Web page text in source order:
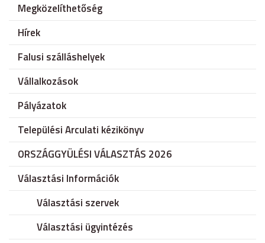
Megközelíthetőség
Hírek
Falusi szálláshelyek
Vállalkozások
Pályázatok
Települési Arculati kézikönyv
ORSZÁGGYÜLÉSI VÁLASZTÁS 2026
Választási Információk
Választási szervek
Választási ügyintézés